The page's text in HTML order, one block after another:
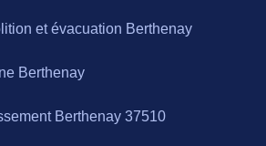
et évacuation Berthenay
Berthenay
Berthenay 37510